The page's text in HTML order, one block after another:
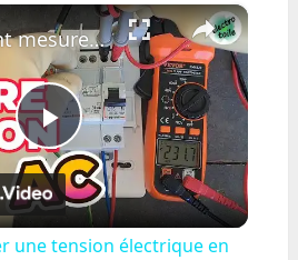
Fullscreen ×
Play
Video
Comment mesurer une tension électrique en alternatif avec un multimètre numérique ?
une tension électrique en